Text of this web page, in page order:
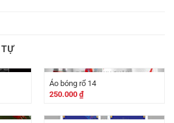
Áo bóng rổ 14
250.000 ₫